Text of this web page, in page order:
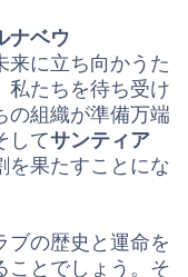
ナベウ
来に立ち向かうた
私たちを待ち受け
の組織が準備万端
してサンティア
を果たすことにな
ブの歴史と運命を
ことでしょう。そ